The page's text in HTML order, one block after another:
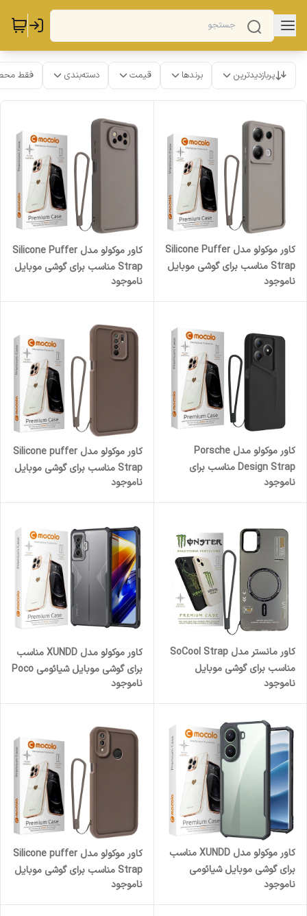
پربازدیدترین برندها قیمت دسته‌بندی فقط
کاور موکولو مدل Silicone Puffer
Strap مناسب برای گوشی موبایل
همراه بند آویز
ناموجود
کاور موکولو مدل Silicone Puffer
Strap مناسب برای گوشی موبایل
Pro به همراه بند آویز
ناموجود
کاور موکولو مدل Porsche
Design Strap مناسب برای
Note 50/ C51/ C53 به همراه بند
ناموجود
کاور موکولو مدل Silicone puffer
Strap مناسب برای گوشی موبایل
prime به همراه بند آویز
ناموجود
کاور مانستر مدل SoCool Strap
مناسب برای گوشی موبایل
بند
ناموجود
کاور موکولو مدل XUNDD مناسب
برای گوشی موبایل شیائومی Poco
F4 GT / Redmi K50 Gaming
ناموجود
کاور موکولو مدل XUNDD مناسب
برای گوشی موبایل شیائومی
Poco X7 Pro
ناموجود
کاور موکولو مدل Silicone puffer
Strap مناسب برای گوشی موبایل
7 Pro به همراه بند آویز
ناموجود